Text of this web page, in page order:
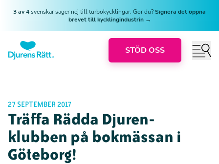
3 av 4svenskar säger nej till turbokycklingar. Gör du?Signera det öppna
brevet till kycklingindustrin →
STÖD OSS
27 SEPTEMBER 2017
Träffa Rädda Djuren-
klubben på bokmässan i
Göteborg!